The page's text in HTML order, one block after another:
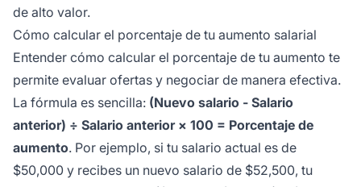
de alto valor.
Cómo calcular el porcentaje de tu aumento salarial
Entender cómo calcular el porcentaje de tu aumento te
permite evaluar ofertas y negociar de manera efectiva.
La fórmula es sencilla: (Nuevo salario - Salario
anterior) ÷ Salario anterior × 100 = Porcentaje de
aumento. Por ejemplo, si tu salario actual es de
$50,000 y recibes un nuevo salario de $52,500, tu